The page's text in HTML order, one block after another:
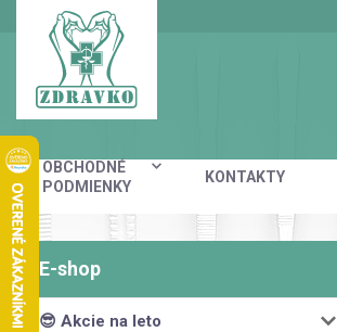
OBCHODNÉ
PODMIENKY
KONTAKTY
😎 Akcie na leto